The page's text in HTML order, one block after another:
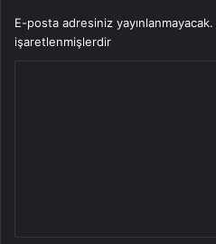
E-posta adresiniz yayınlanmayacak.
işaretlenmişlerdir